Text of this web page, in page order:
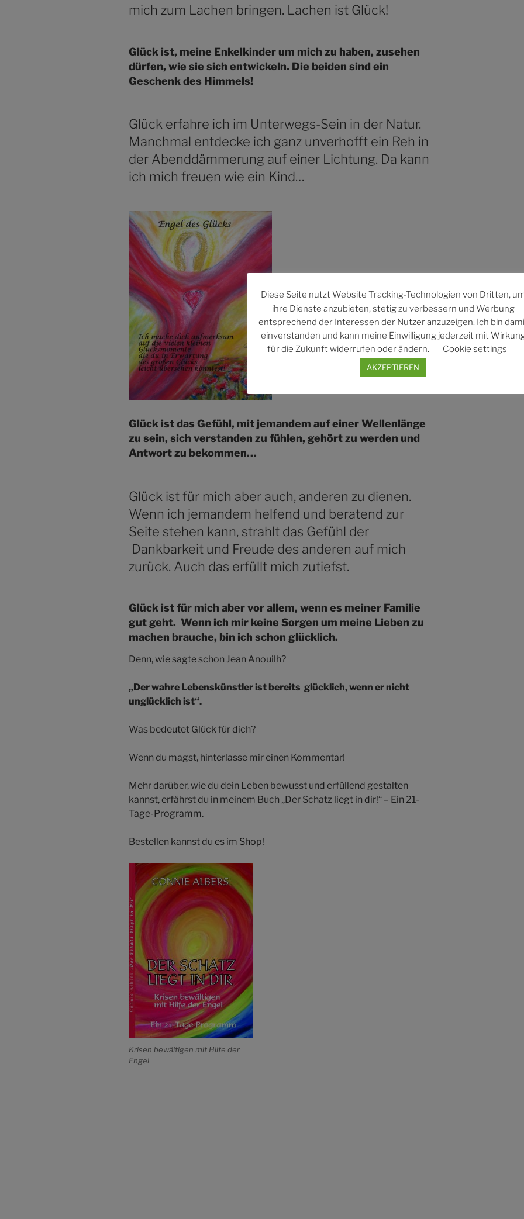
mich zum Lachen bringen. Lachen ist Glück!
Glück ist, meine Enkelkinder um mich zu haben, zusehen
dürfen, wie sie sich entwickeln. Die beiden sind ein
Geschenk des Himmels!
Glück erfahre ich im Unterwegs-Sein in der Natur.
Manchmal entdecke ich ganz unverhofft ein Reh in
der Abenddämmerung auf einer Lichtung. Da kann
ich mich freuen wie ein Kind…
Glück ist das Gefühl, mit jemandem auf einer Wellenlänge
zu sein, sich verstanden zu fühlen, gehört zu werden und
Antwort zu bekommen…
Glück ist für mich aber auch, anderen zu dienen.
Wenn ich jemandem helfend und beratend zur
Seite stehen kann, strahlt das Gefühl der
Dankbarkeit und Freude des anderen auf mich
zurück. Auch das erfüllt mich zutiefst.
Glück ist für mich aber vor allem, wenn es meiner Familie
gut geht. Wenn ich mir keine Sorgen um meine Lieben zu
machen brauche, bin ich schon glücklich.
Denn, wie sagte schon Jean Anouilh?
„Der wahre Lebenskünstler ist bereits glücklich, wenn er nicht
unglücklich ist“.
Was bedeutet Glück für dich?
Wenn du magst, hinterlasse mir einen Kommentar!
Mehr darüber, wie du dein Leben bewusst und erfüllend gestalten
kannst, erfährst du in meinem Buch „Der Schatz liegt in dir!“ – Ein 21-
Tage-Programm.
Bestellen kannst du es im Shop!
Krisen bewältigen mit Hilfe der
Engel
Diese Seite nutzt Website Tracking-Technologien von Dritten,
ihre Dienste anzubieten, stetig zu verbessern und Werbung
entsprechend der Interessen der Nutzer anzuzeigen. Ich bin
einverstanden und kann meine Einwilligung jederzeit mit
für die Zukunft widerrufen oder ändern.
Cookie settings
AKZEPTIEREN